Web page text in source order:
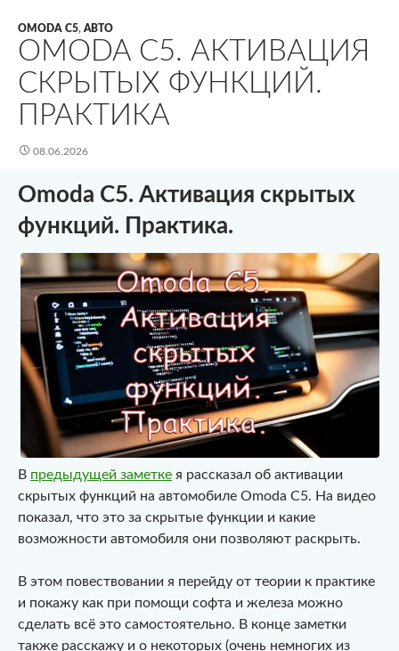
OMODA C5, АВТО
OMODA C5. АКТИВАЦИЯ
СКРЫТЫХ ФУНКЦИЙ.
ПРАКТИКА
08.06.2026
Omoda C5. Активация скрытых
функций. Практика.
В предыдущей заметке я рассказал об активации
скрытых функций на автомобиле Omoda C5. На видео
показал, что это за скрытые функции и какие
возможности автомобиля они позволяют раскрыть.
В этом повествовании я перейду от теории к практике
и покажу как при помощи софта и железа можно
сделать всё это самостоятельно. В конце заметки
также расскажу и о некоторых (очень немногих из